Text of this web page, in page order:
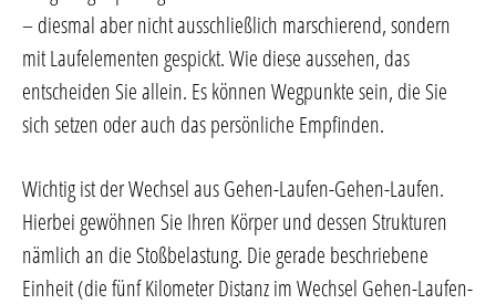
– diesmal aber nicht ausschließlich marschierend, sondern
mit Laufelementen gespickt. Wie diese aussehen, das
entscheiden Sie allein. Es können Wegpunkte sein, die Sie
sich setzen oder auch das persönliche Empfinden.
Wichtig ist der Wechsel aus Gehen-Laufen-Gehen-Laufen.
Hierbei gewöhnen Sie Ihren Körper und dessen Strukturen
nämlich an die Stoßbelastung. Die gerade beschriebene
Einheit (die fünf Kilometer Distanz im Wechsel Gehen-Laufen-